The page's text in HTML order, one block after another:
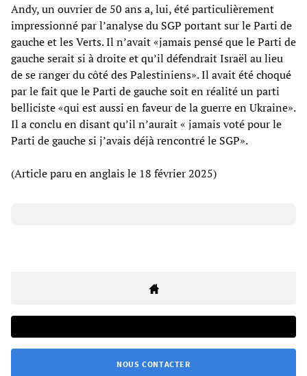
Andy, un ouvrier de 50 ans a, lui, été particulièrement
impressionné par l’analyse du SGP portant sur le Parti de
gauche et les Verts. Il n’avait «jamais pensé que le Parti de
gauche serait si à droite et qu’il défendrait Israël au lieu
de se ranger du côté des Palestiniens». Il avait été choqué
par le fait que le Parti de gauche soit en réalité un parti
belliciste «qui est aussi en faveur de la guerre en Ukraine».
Il a conclu en disant qu’il n’aurait « jamais voté pour le
Parti de gauche si j’avais déjà rencontré le SGP».
(Article paru en anglais le 18 février 2025)
NOUS CONTACTER